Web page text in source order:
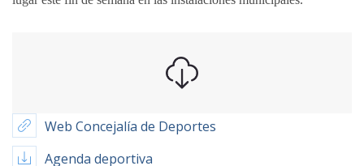
Web Concejalía de Deportes
Agenda deportiva